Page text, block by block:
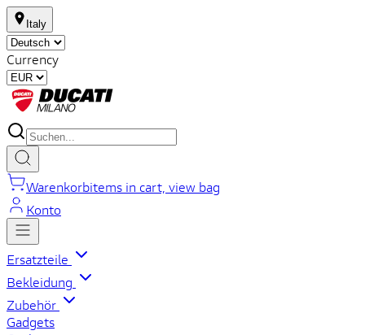
Italy
Currency
Warenkorbitems in cart, view bag
Konto
Ersatzteile
Bekleidung
Zubehör
Gadgets